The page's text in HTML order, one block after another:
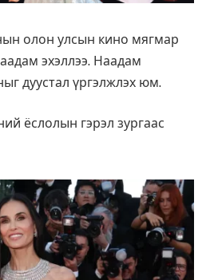
олон улсын кино мягмар
эхэллээ. Наадам
дуустал үргэлжлэх юм.
ёслолын гэрэл зургаас